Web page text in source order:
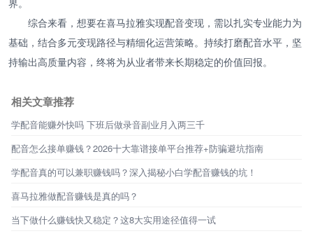
界。
综合来看，想要在喜马拉雅实现配音变现，需以扎实专业能力为
基础，结合多元变现路径与精细化运营策略。持续打磨配音水平，坚
持输出高质量内容，终将为从业者带来长期稳定的价值回报。
相关文章推荐
学配音能赚外快吗 下班后做录音副业月入两三千
配音怎么接单赚钱？2026十大靠谱接单平台推荐+防骗避坑指南
学配音真的可以兼职赚钱吗？深入揭秘小白学配音赚钱的坑！
喜马拉雅做配音赚钱是真的吗？
当下做什么赚钱快又稳定？这8大实用途径值得一试